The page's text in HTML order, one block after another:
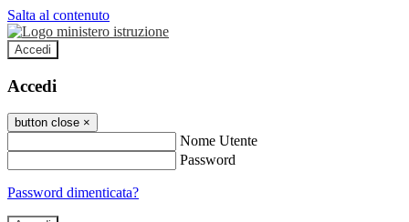
Salta al contenuto
Accedi
Accedi
button close ×
Nome Utente
Password
Password dimenticata?